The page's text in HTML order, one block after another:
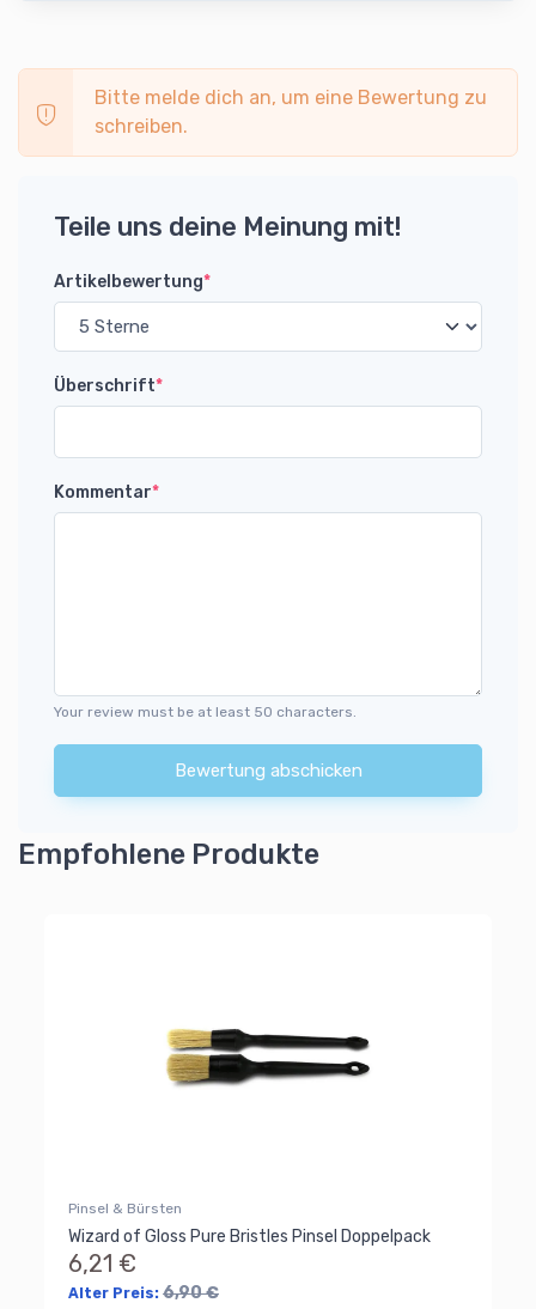
Bitte melde dich an, um eine Bewertung zu
schreiben.
Teile uns deine Meinung mit!
Artikelbewertung*
Überschrift*
Kommentar*
Your review must be at least 50 characters.
Bewertung abschicken
Empfohlene Produkte
Pinsel & Bürsten
Wizard of Gloss Pure Bristles Pinsel Doppelpack
6,21 €
Alter Preis: 6,90 €